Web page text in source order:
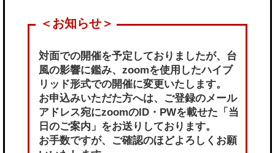
対面での開催を予定しておりましたが、台
風の影響に鑑み、 zoomを使用したハイブ
リッド形式での開催に変更いたします。
お申込みいただた方へは、ご登録のメール
アドレス宛にzoomのID・PWを載せた「当
日のご案内」をお送りしております。
お手数ですが、ご確認のほどよろしくお願